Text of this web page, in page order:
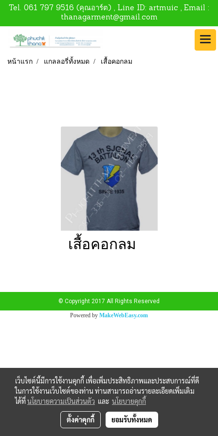
Tel. 061 797 9516 (คุณอาร์ต) , Line ID: artmuic , Email :
thanagarment@gmail.com
หน้าแรก แกลลอรี่ทั้งหมด เสื้อคอกลม
เสื้อคอกลม
© Copyright 2017 All Rights Reserved
Powered by MakeWebEasy.com
เว็บไซต์นี้มีการใช้งานคุกกี้ เพื่อเพิ่มประสิทธิภาพและประสบการณ์ที่ดี
ในการใช้งานเว็บไซต์ของท่าน ท่านสามารถอ่านรายละเอียดเพิ่มเติม
ได้ที่นโยบายความเป็นส่วนตัว และ นโยบายคุกกี้
ตั้งค่าคุกกี้ ยอมรับทั้งหมด